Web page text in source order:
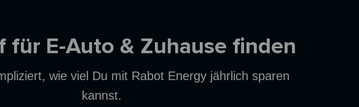
für E-Auto & Zuhause finden
wie viel Du mit Rabot Energy jährlich sparen
kannst.